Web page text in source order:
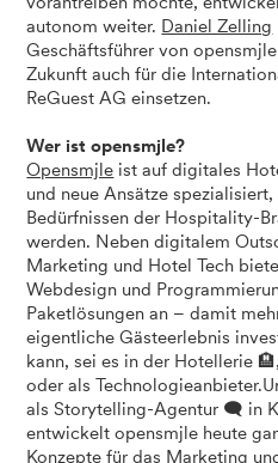
autonom weiter. Daniel Zelling
Geschäftsführer von
Zukunft auch für die
ReGuest AG einsetzen.
Wer ist opensmjle?
Opensmjle ist auf digitales
und neue Ansätze
Bedürfnissen der Hospitality-
werden. Neben digitalem
Marketing und Hotel Tech
Webdesign und
Paketlösungen an – damit
eigentliche Gästeerlebnis
kann, sei es in der Hotellerie
oder als
als Storytelling-Agentur 🗨️ in
entwickelt opensmjle heute
Konzepte für das Marketing